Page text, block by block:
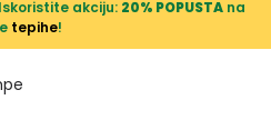
Iskoristite akciju: 20% POPUSTAna
tepihe!